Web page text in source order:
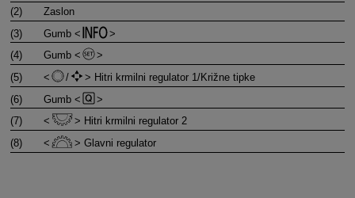
(2)
Zaslon
(3)
Gumb
(4)
Gumb
(5)
/
Hitri krmilni regulator 1/Križne tipke
(6)
Gumb
(7)
Hitri krmilni regulator 2
(8)
Glavni regulator